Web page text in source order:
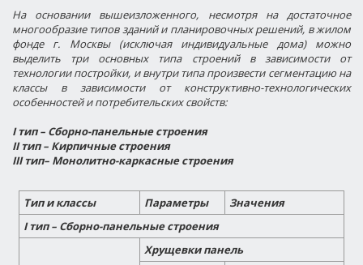
На основании вышеизложенного, несмотря на достаточное
многообразие типов зданий и планировочных решений, в жилом
фонде г. Москвы (исключая индивидуальные дома) можно
выделить три основных типа строений в зависимости от
технологии постройки, и внутри типа произвести сегментацию на
классы в зависимости от конструктивно-технологических
особенностей и потребительских свойств:
I тип – Сборно-панельные строения
II тип – Кирпичные строения
III тип– Монолитно-каркасные строения
Тип и классы Параметры
Значения
I тип – Сборно-панельные строения
Хрущевки панель